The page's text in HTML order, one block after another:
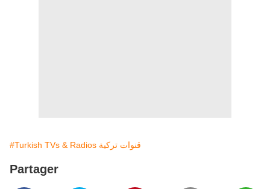
#Turkish TVs & Radios قنوات تركية
Partager